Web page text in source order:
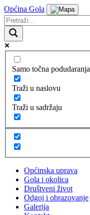
Općina Gola
Samo točna podudaranja
Traži u naslovu
Traži u sadržaju
Općinska uprava
Gola i okolica
Društveni život
Odgoj i obrazovanje
Galerija